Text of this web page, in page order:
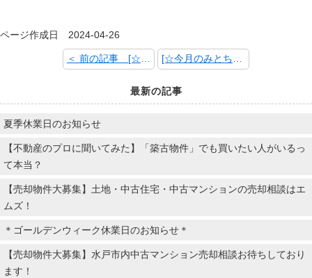
ページ作成日 2024-04-26
最新の記事
夏季休業日のお知らせ
【不動産のプロに聞いてみた】「築古物件」でも買いたい人がいるっ
て本当？
【売却物件大募集】土地・中古住宅・中古マンションの売却相談はエ
ムズ！
＊ゴールデンウィーク休業日のお知らせ＊
【売却物件大募集】水戸市内中古マンション売却相談お待ちしており
ます！